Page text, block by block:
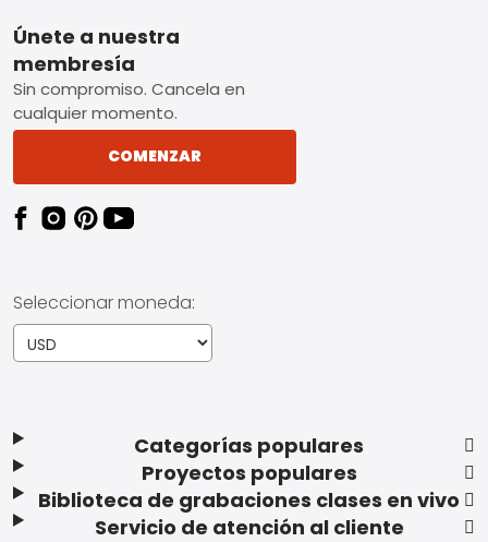
Footer
Categorías populares
Proyectos populares
Biblioteca de grabaciones clases en vivo
Servicio de atención al cliente
Únete a nuestra
membresía
Sin compromiso. Cancela en
cualquier momento.
COMENZAR
Seleccionar moneda: